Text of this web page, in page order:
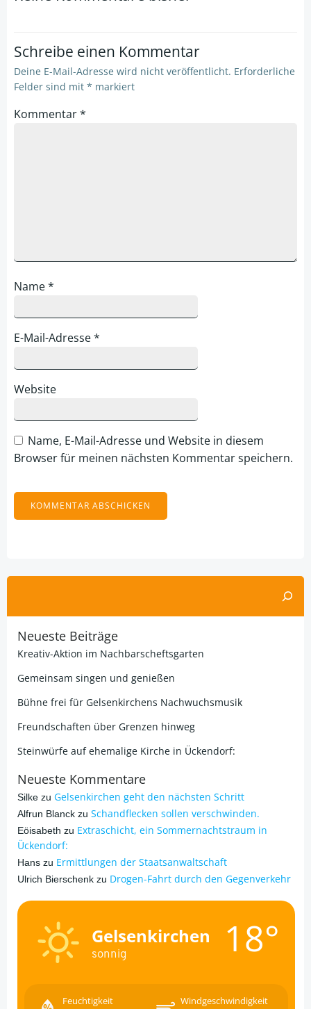
Schreibe einen Kommentar
Deine E-Mail-Adresse wird nicht veröffentlicht. Erforderliche
Felder sind mit * markiert
Kommentar*
Name*
E-Mail-Adresse*
Website
Name, E-Mail-Adresse und Website in diesem
Browser für meinen nächsten Kommentar speichern.
Neueste Beiträge
Kreativ-Aktion im Nachbarscheftsgarten
Gemeinsam singen und genießen
Bühne frei für Gelsenkirchens Nachwuchsmusik
Freundschaften über Grenzen hinweg
Steinwürfe auf ehemalige Kirche in Ückendorf:
Neueste Kommentare
Silke zu Gelsenkirchen geht den nächsten Schritt
Alfrun Blanck zu Schandflecken sollen verschwinden.
Eöisabeth zu Extraschicht, ein Sommernachtstraum in
Ückendorf:
Hans zu Ermittlungen der Staatsanwaltschaft
Ulrich Bierschenk zu Drogen-Fahrt durch den Gegenverkehr
Gelsenkirchen
sonnig 18°
Feuchtigkeit Windgeschwindigkeit